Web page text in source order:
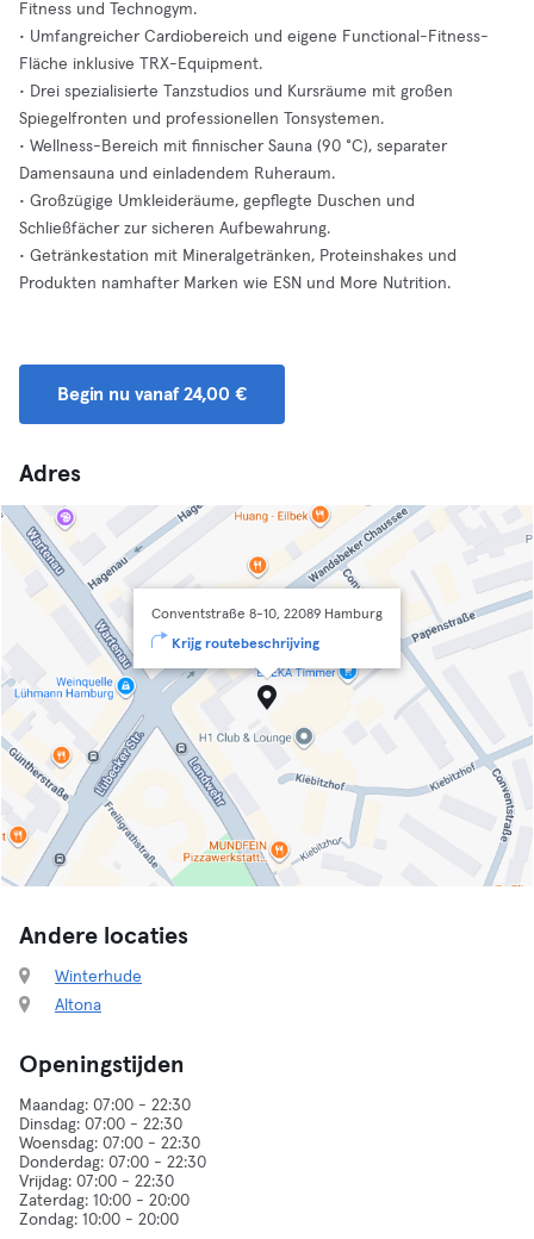
Fitness und Technogym.
• Umfangreicher Cardiobereich und eigene Functional-Fitness-
Fläche inklusive TRX-Equipment.
• Drei spezialisierte Tanzstudios und Kursräume mit großen
Spiegelfronten und professionellen Tonsystemen.
• Wellness-Bereich mit finnischer Sauna (90 °C), separater
Damensauna und einladendem Ruheraum.
• Großzügige Umkleideräume, gepflegte Duschen und
Schließfächer zur sicheren Aufbewahrung.
• Getränkestation mit Mineralgetränken, Proteinshakes und
Produkten namhafter Marken wie ESN und More Nutrition.
Begin nu vanaf 24,00 €
Adres
Conventstraße 8-10, 22089 Hamburg
Krijg routebeschrijving
Andere locaties
Winterhude
Altona
Openingstijden
Maandag: 07:00 - 22:30
Dinsdag: 07:00 - 22:30
Woensdag: 07:00 - 22:30
Donderdag: 07:00 - 22:30
Vrijdag: 07:00 - 22:30
Zaterdag: 10:00 - 20:00